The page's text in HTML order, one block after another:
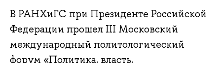
В РАНХиГС при Президенте Российской
Федерации прошел III Московский
международный политологический
форум «Политика, власть,